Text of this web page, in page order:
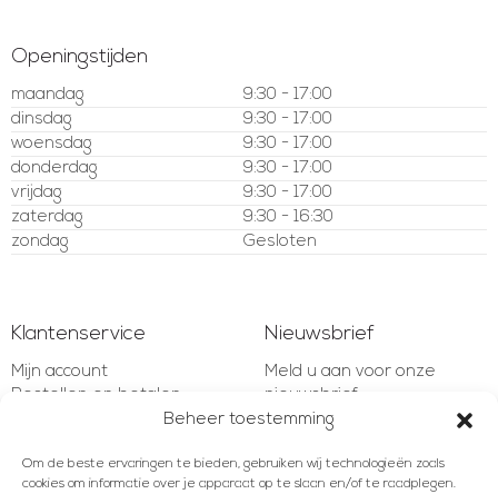
Beheer toestemming
Om de beste ervaringen te bieden, gebruiken wij technologieën zoals
cookies om informatie over je apparaat op te slaan en/of te raadplegen.
Openingstijden
maandag
9:30 - 17:00
dinsdag
9:30 - 17:00
woensdag
9:30 - 17:00
donderdag
9:30 - 17:00
vrijdag
9:30 - 17:00
zaterdag
9:30 - 16:30
zondag
Gesloten
Klantenservice
Mijn account
Bestellen en betalen
Verzenden en retourneren
Klachten en geschillen
Contact
Nieuwsbrief
Meld u aan voor onze
nieuwsbrief